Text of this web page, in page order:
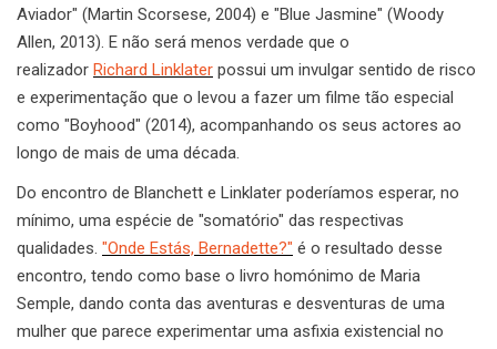
Aviador" (Martin Scorsese, 2004) e "Blue Jasmine" (Woody
Allen, 2013). E não será menos verdade que o
realizador Richard Linklater possui um invulgar sentido de risco
e experimentação que o levou a fazer um filme tão especial
como "Boyhood" (2014), acompanhando os seus actores ao
longo de mais de uma década.
Do encontro de Blanchett e Linklater poderíamos esperar, no
mínimo, uma espécie de "somatório" das respectivas
qualidades. "Onde Estás, Bernadette?" é o resultado desse
encontro, tendo como base o livro homónimo de Maria
Semple, dando conta das aventuras e desventuras de uma
mulher que parece experimentar uma asfixia existencial no